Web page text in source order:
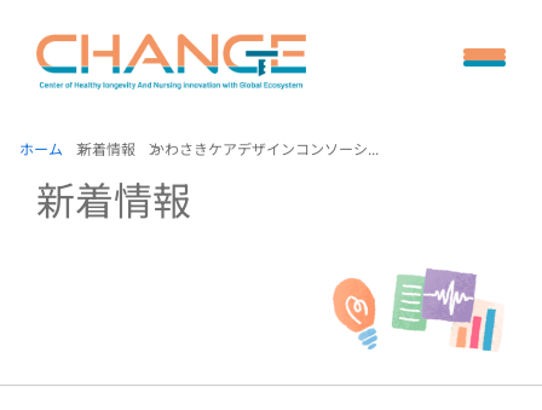
ホーム 新着情報 かわさきケアデザインコンソーシ...
新着情報